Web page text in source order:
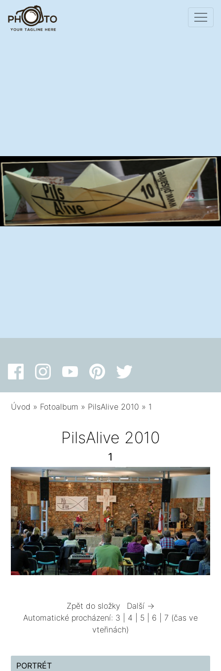
Úvod » Fotoalbum » PilsAlive 2010 » 1
PilsAlive 2010
1
Zpět do složky
Další →
Automatické procházení: 3 4 5 6 7 (čas ve
vteřinách)
PORTRÉT